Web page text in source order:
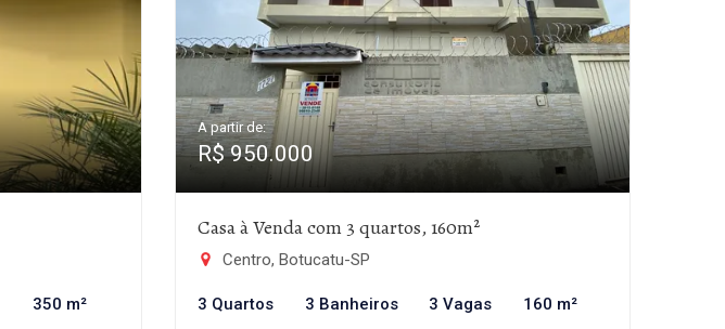
350 m²
A partir de:
R$ 950.000
Casa à Venda com 3 quartos, 160m²
Centro, Botucatu-SP
3 Quartos 3 Banheiros 3 Vagas 160 m²